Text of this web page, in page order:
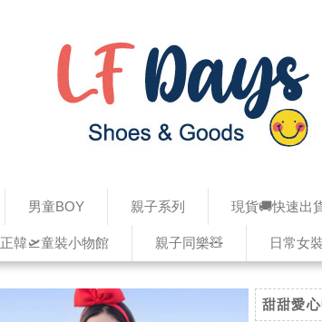
男童BOY 親子系列 現貨🚚快速出
正韓🛫童裝小物館 親子同樂🧸 日常女
甜甜愛